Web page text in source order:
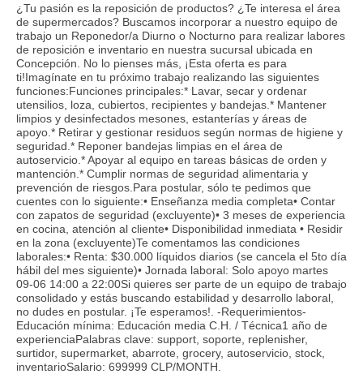
¿Tu pasión es la reposición de productos? ¿Te interesa el área
de supermercados? Buscamos incorporar a nuestro equipo de
trabajo un Reponedor/a Diurno o Nocturno para realizar labores
de reposición e inventario en nuestra sucursal ubicada en
Concepción. No lo pienses más, ¡Esta oferta es para
ti!Imagínate en tu próximo trabajo realizando las siguientes
funciones:Funciones principales:* Lavar, secar y ordenar
utensilios, loza, cubiertos, recipientes y bandejas.* Mantener
limpios y desinfectados mesones, estanterías y áreas de
apoyo.* Retirar y gestionar residuos según normas de higiene y
seguridad.* Reponer bandejas limpias en el área de
autoservicio.* Apoyar al equipo en tareas básicas de orden y
mantención.* Cumplir normas de seguridad alimentaria y
prevención de riesgos.Para postular, sólo te pedimos que
cuentes con lo siguiente:• Enseñanza media completa• Contar
con zapatos de seguridad (excluyente)• 3 meses de experiencia
en cocina, atención al cliente• Disponibilidad inmediata • Residir
en la zona (excluyente)Te comentamos las condiciones
laborales:• Renta: $30.000 líquidos diarios (se cancela el 5to día
hábil del mes siguiente)• Jornada laboral: Solo apoyo martes
09-06 14:00 a 22:00Si quieres ser parte de un equipo de trabajo
consolidado y estás buscando estabilidad y desarrollo laboral,
no dudes en postular. ¡Te esperamos!. -Requerimientos-
Educación mínima: Educación media C.H. / Técnica1 año de
experienciaPalabras clave: support, soporte, replenisher,
surtidor, supermarket, abarrote, grocery, autoservicio, stock,
inventarioSalario: 699999 CLP/MONTH.